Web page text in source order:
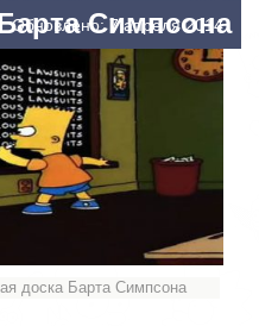
Симпсона
Обновлено: 7 апреля 2014
доска Барта Симпсона